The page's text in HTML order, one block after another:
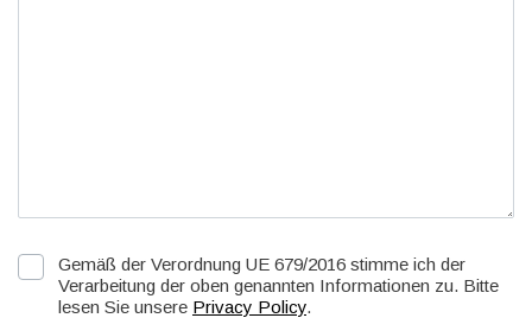
Gemäß der Verordnung UE 679/2016 stimme ich der
Verarbeitung der oben genannten Informationen zu. Bitte
lesen Sie unsere Privacy Policy.